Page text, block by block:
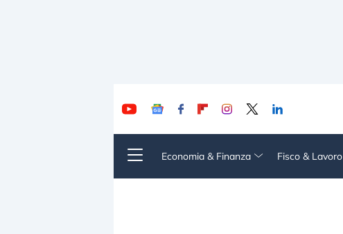
Economia & Finanza Fisco & Lavoro